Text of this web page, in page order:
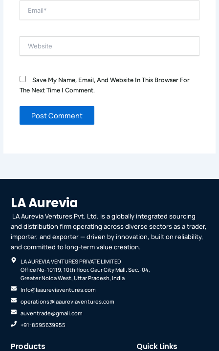
Save My Name, Email, And Website In This Browser For
The Next Time I Comment.
LA Aurevia
LA Aurevia Ventures Pvt. Ltd. is a globally integrated sourcing
and distribution firm operating across diverse sectors as a trader,
importer, and exporter — driven by innovation, built on reliability,
and committed to long-term value creation.
LA AUREVIA VENTURES PRIVATE LIMITED
Office No-10119, 10th floor. Gaur City Mall. Sec.-04,
Greater Noida West, Uttar Pradesh, India
Info@laaureviaventures.com
operations@laaureviaventures.com
auventrade@gmail.com
+91-8595639955
Products Quick Links